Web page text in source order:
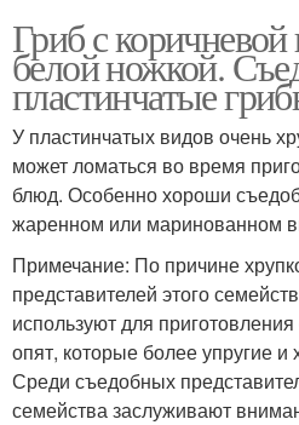
Гриб с
белой ножкой.
пластинчатые
У пластинчатых видов очень
может ломаться во время
блюд. Особенно хороши
жаренном или маринованном
Примечание: По причине
представителей этого
используют для
опят, которые более упругие
Среди съедобных
семейства заслуживают